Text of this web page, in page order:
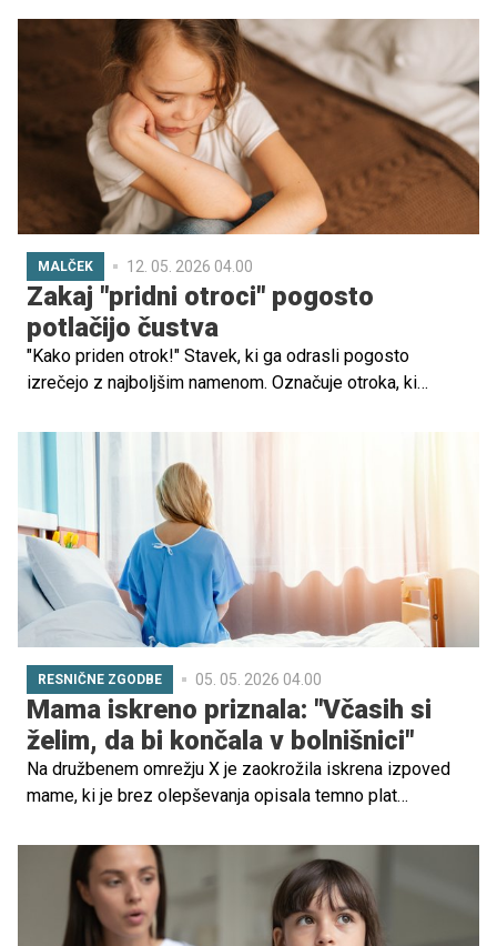
delili dve slavni mami, igralka Kate Hudson in slovenska
pevka Helena Blagne. Njuna sinova sta zaključila študij na
isti univerzi, a v drugi smeri.
MALČEK 12. 05. 2026 04.00
Zakaj "pridni otroci" pogosto
potlačijo čustva
"Kako priden otrok!" Stavek, ki ga odrasli pogosto
izrečejo z najboljšim namenom. Označuje otroka, ki
močnih čustev. Na prvi pogled tak otrok deluje zrel,
samostojen in čustveno stabilen, vendar pa se za to
prilagojenostjo včasih skriva nekaj manj vidnega: otrok, ki
se je naučil, da je sprejet predvsem takrat, ko je miren, tih
in ne zahteva preveč prostora zase.
RESNIČNE ZGODBE 05. 05. 2026 04.00
Mama iskreno priznala: "Včasih si
želim, da bi končala v bolnišnici"
Na družbenem omrežju X je zaokrožila iskrena izpoved
mame, ki je brez olepševanja opisala temno plat